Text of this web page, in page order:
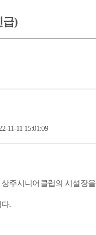
급)
11-11 15:01:09
주시니어클럽의 시설장을
다.